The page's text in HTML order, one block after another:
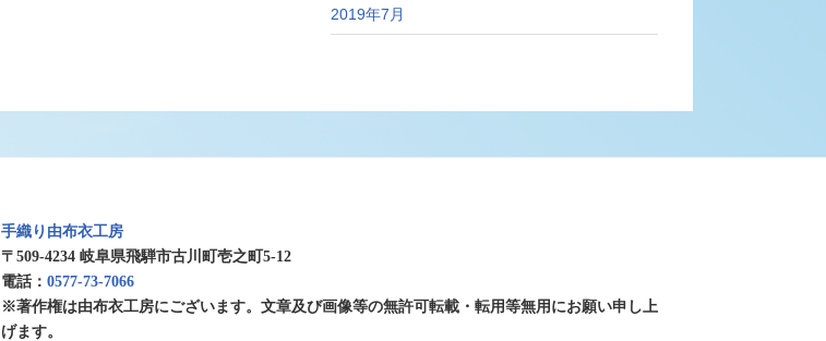
2019年7月
手織り由布衣工房
〒509-4234 岐阜県飛騨市古川町壱之町5-12
電話：0577-73-7066
※著作権は由布衣工房にございます。文章及び画像等の無許可転載・転用等無用にお願い申し上
げます。